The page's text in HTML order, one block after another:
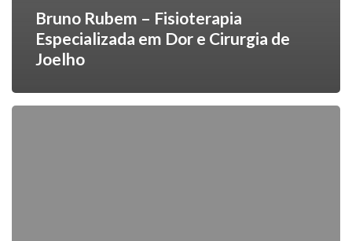
Bruno Rubem – Fisioterapia
Especializada em Dor e Cirurgia de
Joelho